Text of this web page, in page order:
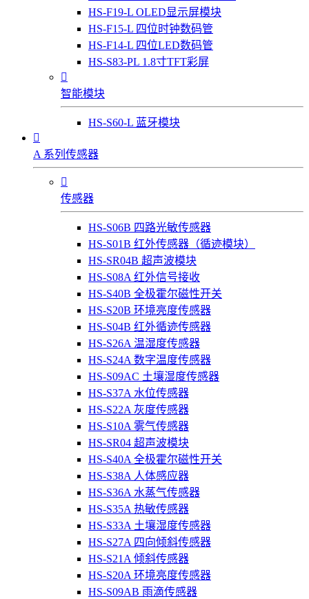
HS-F19-L OLED显示屏模块
HS-F15-L 四位时钟数码管
HS-F14-L 四位LED数码管
HS-S83-PL 1.8寸TFT彩屏

智能模块
HS-S60-L 蓝牙模块

A 系列传感器

传感器
HS-S06B 四路光敏传感器
HS-S01B 红外传感器（循迹模块）
HS-SR04B 超声波模块
HS-S08A 红外信号接收
HS-S40B 全极霍尔磁性开关
HS-S20B 环境亮度传感器
HS-S04B 红外循迹传感器
HS-S26A 温湿度传感器
HS-S24A 数字温度传感器
HS-S09AC 土壤湿度传感器
HS-S37A 水位传感器
HS-S22A 灰度传感器
HS-S10A 雾气传感器
HS-SR04 超声波模块
HS-S40A 全极霍尔磁性开关
HS-S38A 人体感应器
HS-S36A 水蒸气传感器
HS-S35A 热敏传感器
HS-S33A 土壤湿度传感器
HS-S27A 四向倾斜传感器
HS-S21A 倾斜传感器
HS-S20A 环境亮度传感器
HS-S09AB 雨滴传感器